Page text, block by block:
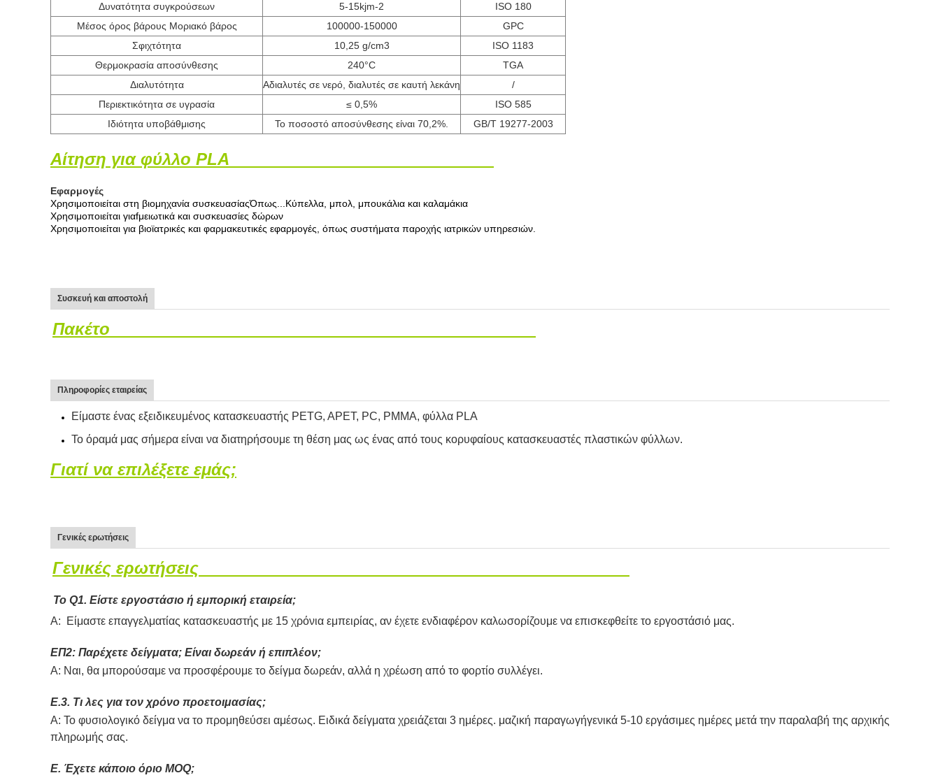
Δυνατότητα συγκρούσεων
5-15kjm-2
ISO 180
Μέσος όρος βάρους Μοριακό βάρος
100000-150000
GPC
Σφιχτότητα
10,25 g/cm3
ISO 1183
Θερμοκρασία αποσύνθεσης
240°C
TGA
Διαλυτότητα
Αδιαλυτές σε νερό, διαλυτές σε καυτή λεκάνη
/
Περιεκτικότητα σε υγρασία
≤ 0,5%
ISO 585
Ιδιότητα υποβάθμισης
Το ποσοστό αποσύνθεσης είναι 70,2%. GB/T 19277-2003
Αίτηση για φύλλο PLA
Εφαρμογές
Χρησιμοποιείται στη βιομηχανία συσκευασίαςΌπως... Κύπελλα, μπολ, μπουκάλια και καλαμάκια
Χρησιμοποιείται γιαfμειωτικά και συσκευασίες δώρων
Χρησιμοποιείται για βιοϊατρικές και φαρμακευτικές εφαρμογές, όπως συστήματα παροχής ιατρικών υπηρεσιών
Συσκευή και αποστολή
Πακέτο
Πληροφορίες εταιρείας
Είμαστε ένας εξειδικευμένος κατασκευαστής PETG, APET, PC, PMMA, φύλλα PLA
Το όραμά μας σήμερα είναι να διατηρήσουμε τη θέση μας ως ένας από τους κορυφαίους κατασκευαστές πλαστικών φύλλων.
Γιατί να επιλέξετε εμάς;
Γενικές ερωτήσεις
Γενικές ερωτήσεις
Το Q1. Είστε εργοστάσιο ή εμπορική εταιρεία;
Α:
Είμαστε επαγγελματίας κατασκευαστής με 15 χρόνια εμπειρίας, αν έχετε ενδιαφέρον καλωσορίζουμε να επισκεφθείτε το εργοστάσιό μας.
ΕΠ2: Παρέχετε δείγματα; Είναι δωρεάν ή επιπλέον;
Α: Ναι, θα μπορούσαμε να προσφέρουμε το δείγμα δωρεάν, αλλά η χρέωση από το φορτίο συλλέγει.
Ε.3. Τι λες για τον χρόνο προετοιμασίας;
Α: Το φυσιολογικό δείγμα να το προμηθεύσει αμέσως. Ειδικά δείγματα χρειάζεται 3 ημέρες. μαζική παραγωγήγενικά 5-10 εργάσιμες ημέρες μετά την παραλαβή της αρχικής
πληρωμής σας.
Ε. Έχετε κάποιο όριο MOQ;